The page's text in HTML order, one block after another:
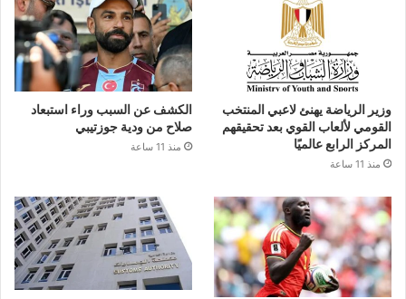
وزير الرياضة يهنئ لاعبي المنتخب
القومي لألعاب القوي بعد تحقيقهم
المركز الرابع عالميًا
منذ 11 ساعة
الكشف عن السبب وراء استبعاد
صلاح من ودية جوزتيبي
منذ 11 ساعة